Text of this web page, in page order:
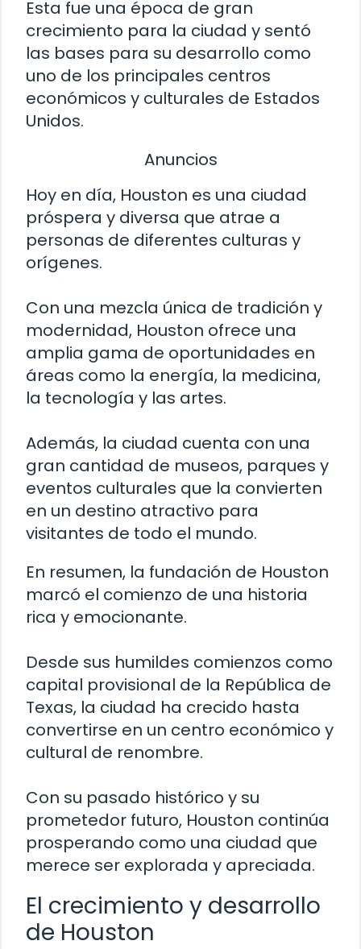
Esta fue una época de gran
crecimiento para la ciudad y sentó
las bases para su desarrollo como
uno de los principales centros
económicos y culturales de Estados
Unidos.
Anuncios
Hoy en día, Houston es una ciudad
próspera y diversa que atrae a
personas de diferentes culturas y
orígenes.
Con una mezcla única de tradición y
modernidad, Houston ofrece una
amplia gama de oportunidades en
áreas como la energía, la medicina,
la tecnología y las artes.
Además, la ciudad cuenta con una
gran cantidad de museos, parques y
eventos culturales que la convierten
en un destino atractivo para
visitantes de todo el mundo.
En resumen, la fundación de Houston
marcó el comienzo de una historia
rica y emocionante.
Desde sus humildes comienzos como
capital provisional de la República de
Texas, la ciudad ha crecido hasta
convertirse en un centro económico y
cultural de renombre.
Con su pasado histórico y su
prometedor futuro, Houston continúa
prosperando como una ciudad que
merece ser explorada y apreciada.
El crecimiento y desarrollo
de Houston